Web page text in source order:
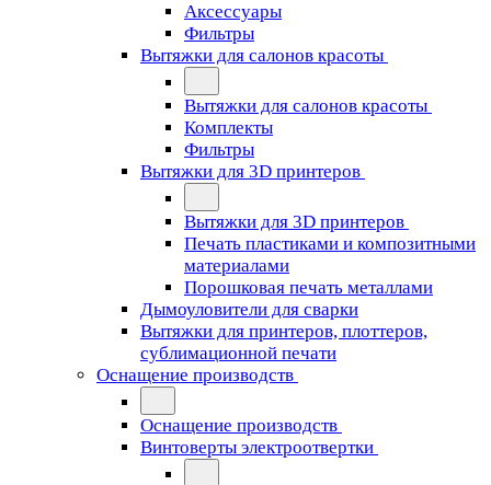
Аксессуары
Фильтры
Вытяжки для салонов красоты
Вытяжки для салонов красоты
Комплекты
Фильтры
Вытяжки для 3D принтеров
Вытяжки для 3D принтеров
Печать пластиками и композитными
материалами
Порошковая печать металлами
Дымоуловители для сварки
Вытяжки для принтеров, плоттеров,
сублимационной печати
Оснащение производств
Оснащение производств
Винтоверты электроотвертки